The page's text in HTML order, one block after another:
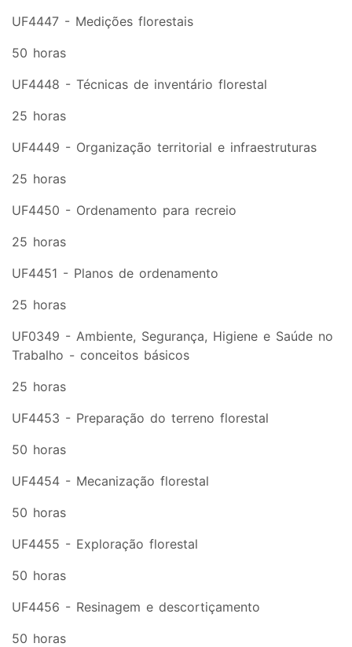
UF4447 - Medições florestais
50 horas
UF4448 - Técnicas de inventário florestal
25 horas
UF4449 - Organização territorial e infraestruturas
25 horas
UF4450 - Ordenamento para recreio
25 horas
UF4451 - Planos de ordenamento
25 horas
UF0349 - Ambiente, Segurança, Higiene e Saúde no
Trabalho - conceitos básicos
25 horas
UF4453 - Preparação do terreno florestal
50 horas
UF4454 - Mecanização florestal
50 horas
UF4455 - Exploração florestal
50 horas
UF4456 - Resinagem e descortiçamento
50 horas